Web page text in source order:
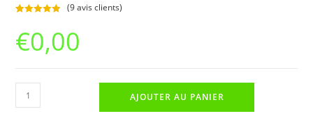
5 basé
sur
(9avis clients)
€0,00
quantité
de
AJOUTER AU PANIER